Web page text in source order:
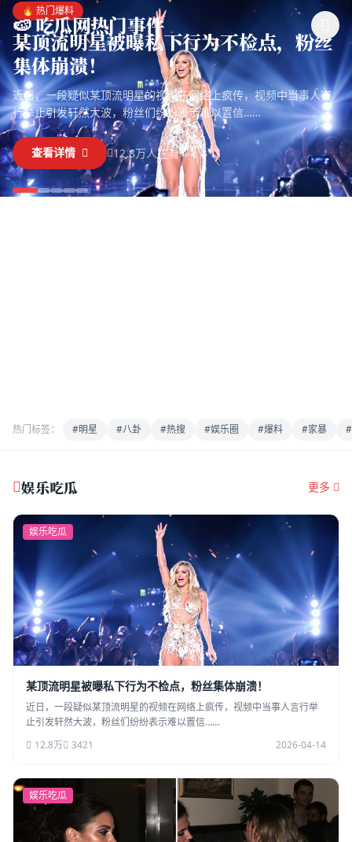
跳过导航
🍉 吃瓜网热门事件
吃瓜网热门事件
🔥 热门爆料
某顶流明星被曝私下行为不检点，粉丝
集体崩溃！
近日，一段疑似某顶流明星的视频在网络上疯传，视频中当事人言
行举止引发轩然大波，粉丝们纷纷表示难以置信……
查看详情 12.8万人在看
热门标签： #明星 #八卦 #热搜 #娱乐圈 #爆料 #家暴
娱乐吃瓜 更多
娱乐吃瓜
某顶流明星被曝私下行为不检点，粉丝集体崩溃！
近日，一段疑似某顶流明星的视频在网络上疯传，视频中当事人言行举
止引发轩然大波，粉丝们纷纷表示难以置信……
12.8万
3421 2026-04-14
娱乐吃瓜